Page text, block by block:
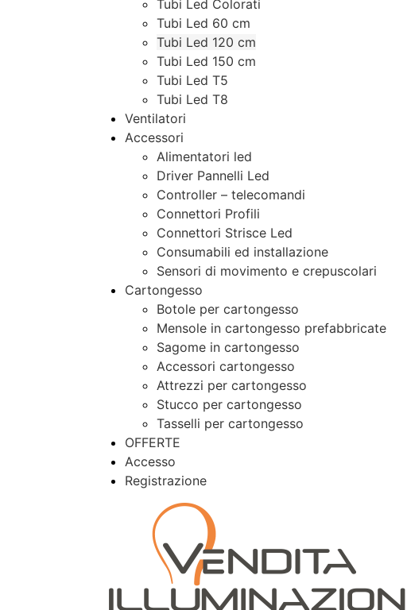
Tubi Led Colorati
Tubi Led 60 cm
Tubi Led 120 cm
Tubi Led 150 cm
Tubi Led T5
Tubi Led T8
Ventilatori
Accessori
Alimentatori led
Driver Pannelli Led
Controller – telecomandi
Connettori Profili
Connettori Strisce Led
Consumabili ed installazione
Sensori di movimento e crepuscolari
Cartongesso
Botole per cartongesso
Mensole in cartongesso prefabbricate
Sagome in cartongesso
Accessori cartongesso
Attrezzi per cartongesso
Stucco per cartongesso
Tasselli per cartongesso
OFFERTE
Accesso
Registrazione